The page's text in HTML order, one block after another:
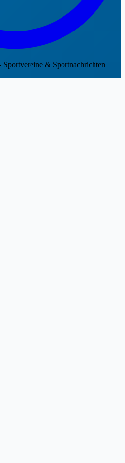
& Sportnachrichten